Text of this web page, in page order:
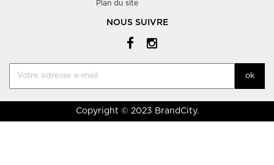
Plan du site
NOUS SUIVRE
Copyright © 2023 BrandCity.